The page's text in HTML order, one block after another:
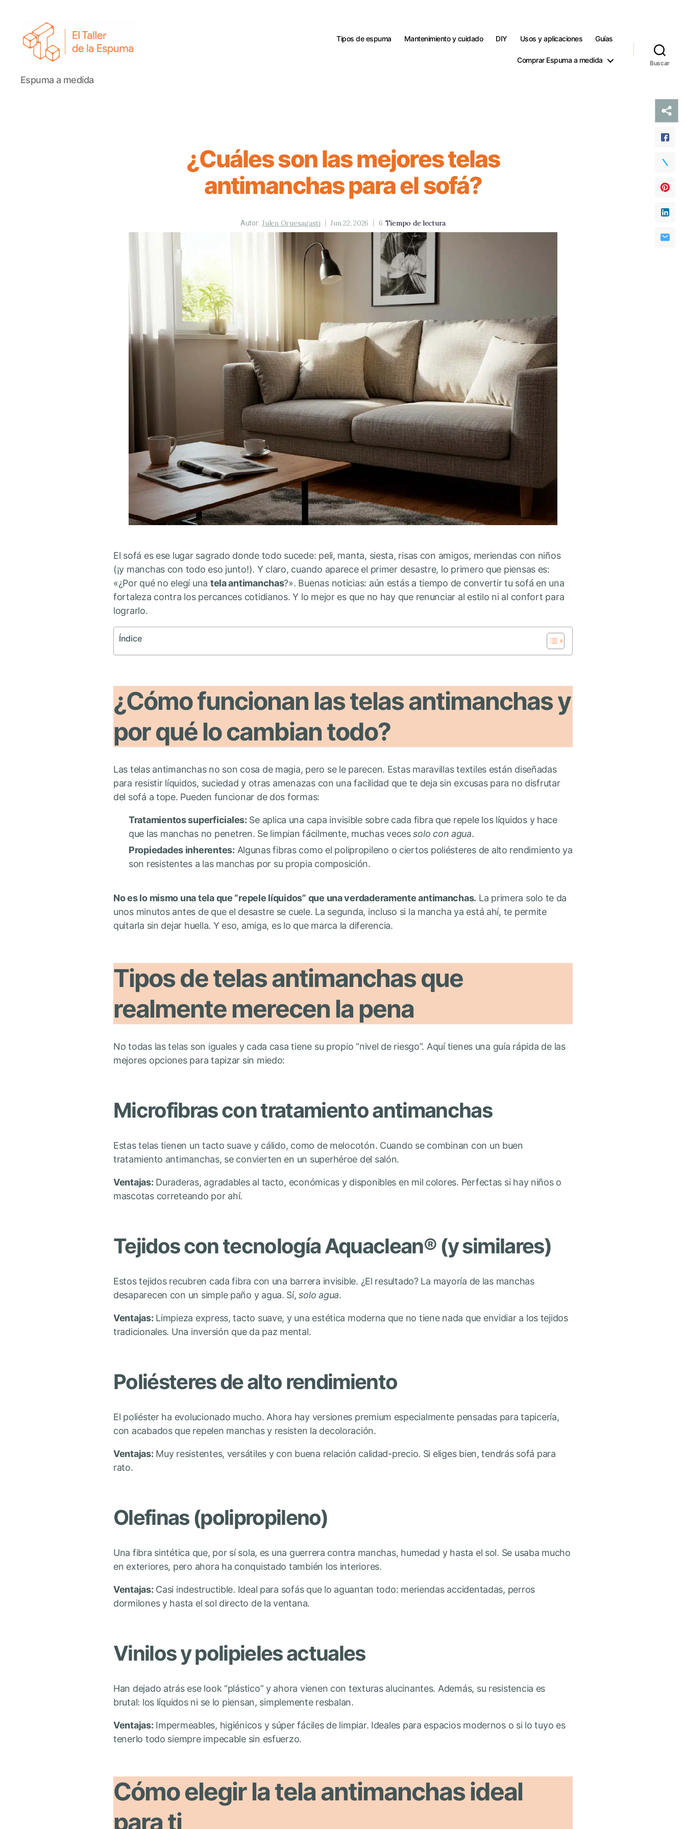
El
Taller
Espuma a medida
Tipos de espuma Mantenimiento y cuidado DIY Usos y aplicaciones Guías
Comprar Espuma a medida Buscar
¿Cuáles son las mejores telas
antimanchas para el sofá?
Autor: Julen Oruesagasti Jun 22, 2026 6 Tiempo de lectura
El sofá es ese lugar sagrado donde todo sucede: peli, manta, siesta, risas con amigos, meriendas con niños
(¡y manchas con todo eso junto!). Y claro, cuando aparece el primer desastre, lo primero que piensas es:
«¿Por qué no elegí una tela antimanchas?». Buenas noticias: aún estás a tiempo de convertir tu sofá en una
fortaleza contra los percances cotidianos. Y lo mejor es que no hay que renunciar al estilo ni al confort para
lograrlo.
Índice
¿Cómo funcionan las telas antimanchas y
por qué lo cambian todo?
Las telas antimanchas no son cosa de magia, pero se le parecen. Estas maravillas textiles están diseñadas
para resistir líquidos, suciedad y otras amenazas con una facilidad que te deja sin excusas para no disfrutar
del sofá a tope. Pueden funcionar de dos formas:
Tratamientos superficiales: Se aplica una capa invisible sobre cada fibra que repele los líquidos y hace
que las manchas no penetren. Se limpian fácilmente, muchas vecessolo con agua.
Propiedades inherentes: Algunas fibras como el polipropileno o ciertos poliésteres de alto rendimiento ya
son resistentes a las manchas por su propia composición.
No es lo mismo una tela que “repele líquidos” que una verdaderamente antimanchas. La primera solo te da
unos minutos antes de que el desastre se cuele. La segunda, incluso si la mancha ya está ahí, te permite
quitarla sin dejar huella. Y eso, amiga, es lo que marca la diferencia.
Tipos de telas antimanchas que
realmente merecen la pena
No todas las telas son iguales y cada casa tiene su propio “nivel de riesgo”. Aquí tienes una guía rápida de las
mejores opciones para tapizar sin miedo:
Microfibras con tratamiento antimanchas
Estas telas tienen un tacto suave y cálido, como de melocotón. Cuando se combinan con un buen
tratamiento antimanchas, se convierten en un superhéroe del salón.
Ventajas: Duraderas, agradables al tacto, económicas y disponibles en mil colores. Perfectas si hay niños o
mascotas correteando por ahí.
Tejidos con tecnología Aquaclean® (y similares)
Estos tejidos recubren cada fibra con una barrera invisible. ¿El resultado? La mayoría de las manchas
desaparecen con un simple paño y agua. Sí,solo agua.
Ventajas: Limpieza express, tacto suave, y una estética moderna que no tiene nada que envidiar a los tejidos
tradicionales. Una inversión que da paz mental.
Poliésteres de alto rendimiento
El poliéster ha evolucionado mucho. Ahora hay versiones premium especialmente pensadas para tapicería,
con acabados que repelen manchas y resisten la decoloración.
Ventajas: Muy resistentes, versátiles y con buena relación calidad-precio. Si eliges bien, tendrás sofá para
rato.
Olefinas (polipropileno)
Una fibra sintética que, por sí sola, es una guerrera contra manchas, humedad y hasta el sol. Se usaba mucho
en exteriores, pero ahora ha conquistado también los interiores.
Ventajas: Casi indestructible. Ideal para sofás que lo aguantan todo: meriendas accidentadas, perros
dormilones y hasta el sol directo de la ventana.
Vinilos y polipieles actuales
Han dejado atrás ese look “plástico” y ahora vienen con texturas alucinantes. Además, su resistencia es
brutal: los líquidos ni se lo piensan, simplemente resbalan.
Ventajas: Impermeables, higiénicos y súper fáciles de limpiar. Ideales para espacios modernos o si lo tuyo es
tenerlo todo siempre impecable sin esfuerzo.
Cómo elegir la tela antimanchas ideal
para ti